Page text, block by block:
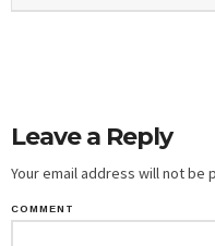
Leave a Reply
Your email address will not be
COMMENT